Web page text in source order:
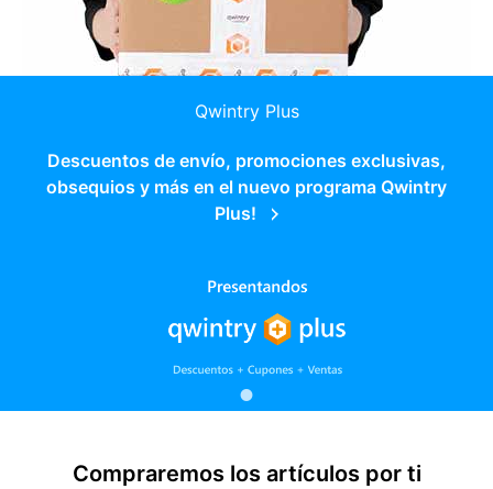
Qwintry Plus
Descuentos de envío, promociones exclusivas,
obsequios y más en el nuevo programa Qwintry
Plus!
Compraremos los artículos por ti